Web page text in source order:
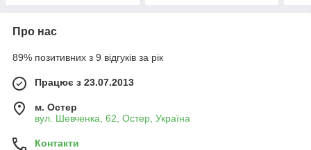
Про нас
89% позитивних з 9 відгуків за рік
Працює з 23.07.2013
м. Остер
вул. Шевченка, 62, Остер, Україна
Контакти